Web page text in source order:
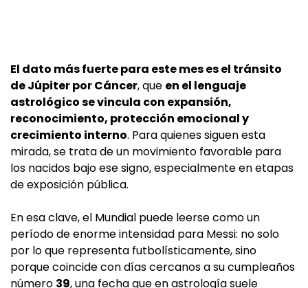
El dato más fuerte para este mes es el tránsito
de Júpiter por Cáncer, que en el lenguaje
astrológico se vincula con expansión,
reconocimiento, protección emocional y
crecimiento interno. Para quienes siguen esta
mirada, se trata de un movimiento favorable para
los nacidos bajo ese signo, especialmente en etapas
de exposición pública.
En esa clave, el Mundial puede leerse como un
período de enorme intensidad para Messi: no solo
por lo que representa futbolísticamente, sino
porque coincide con días cercanos a su cumpleaños
número 39, una fecha que en astrología suele